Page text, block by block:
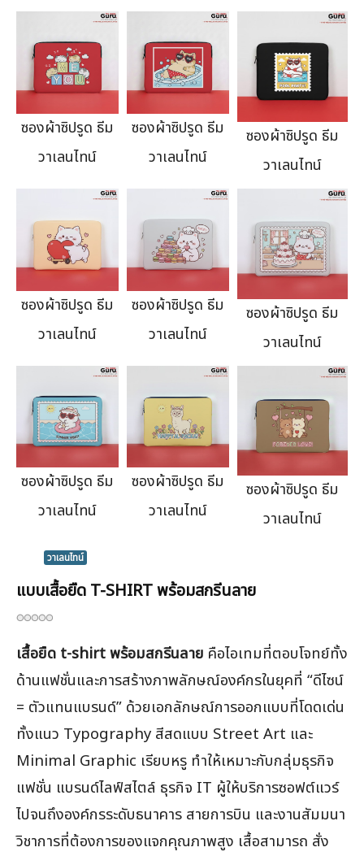
ซองผ้าซิปรูด ธีม
วาเลนไทน์
ซองผ้าซิปรูด ธีม
วาเลนไทน์
ซองผ้าซิปรูด ธีม
วาเลนไทน์
ซองผ้าซิปรูด ธีม
วาเลนไทน์
ซองผ้าซิปรูด ธีม
วาเลนไทน์
ซองผ้าซิปรูด ธีม
วาเลนไทน์
ซองผ้าซิปรูด ธีม
วาเลนไทน์
ซองผ้าซิปรูด ธีม
วาเลนไทน์
ซองผ้าซิปรูด ธีม
วาเลนไทน์
วาเลนไทน์
แบบเสื้อยืด T-SHIRT พร้อมสกรีนลาย
เสื้อยืด t-shirt พร้อมสกรีนลาย คือไอเทมที่ตอบโจทย์ทั้ง
ด้านแฟชั่นและการสร้างภาพลักษณ์องค์กรในยุคที่ “ดีไซน์
= ตัวแทนแบรนด์” ด้วยเอกลักษณ์การออกแบบที่โดดเด่น
ทั้งแนว Typography สีสดแบบ Street Art และ
Minimal Graphic เรียบหรู ทำให้เหมาะกับกลุ่มธุรกิจ
แฟชั่น แบรนด์ไลฟ์สไตล์ ธุรกิจ IT ผู้ให้บริการซอฟต์แวร์
ไปจนถึงองค์กรระดับธนาคาร สายการบิน และงานสัมมนา
วิชาการที่ต้องการของแจกคุณภาพสูง เสื้อสามารถ สั่ง